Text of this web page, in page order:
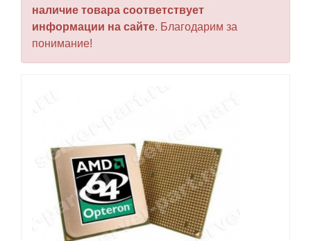
наличие товара соответствует
информации на сайте. Благодарим за
понимание!